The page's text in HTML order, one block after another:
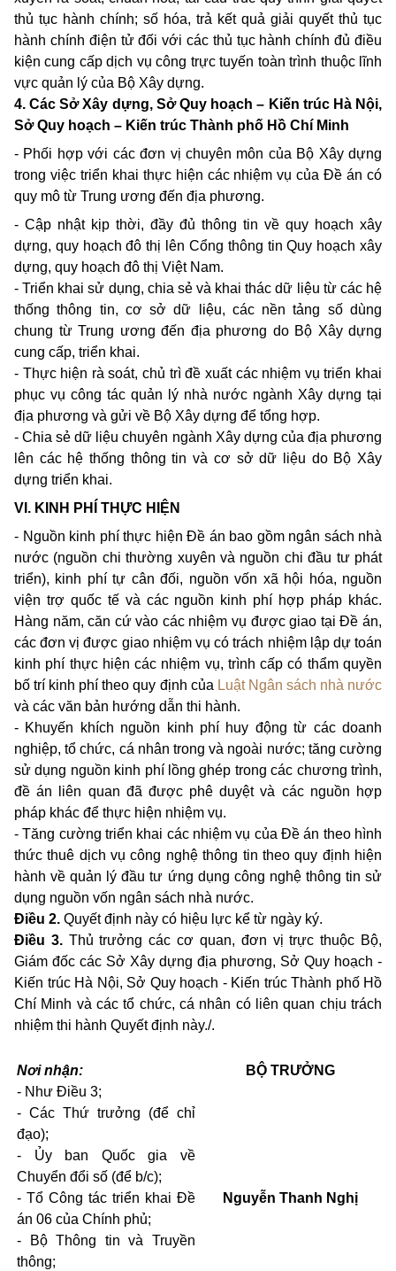
thủ tục hành chính; số hóa, trả kết quả giải quyết thủ tục
hành chính điện tử đối với các thủ tục hành chính đủ điều
kiện cung cấp dịch vụ công trực tuyến toàn trình thuộc lĩnh
vực quản lý của Bộ Xây dựng.
4. Các Sở Xây dựng, Sở Quy hoạch – Kiến trúc Hà Nội,
Sở Quy hoạch – Kiến trúc Thành phố Hồ Chí Minh
- Phối hợp với các đơn vị chuyên môn của Bộ Xây dựng
trong việc triển khai thực hiện các nhiệm vụ của Đề án có
quy mô từ Trung ương đến địa phương.
- Cập nhật kịp thời, đầy đủ thông tin về quy hoạch xây
dựng, quy hoạch đô thị lên Cổng thông tin Quy hoạch xây
dựng, quy hoạch đô thị Việt Nam.
- Triển khai sử dụng, chia sẻ và khai thác dữ liệu từ các hệ
thống thông tin, cơ sở dữ liệu, các nền tảng số dùng
chung từ Trung ương đến địa phương do Bộ Xây dựng
cung cấp, triển khai.
- Thực hiện rà soát, chủ trì đề xuất các nhiệm vụ triển khai
phục vụ công tác quản lý nhà nước ngành Xây dựng tại
địa phương và gửi về Bộ Xây dựng để tổng hợp.
- Chia sẻ dữ liệu chuyên ngành Xây dựng của địa phương
lên các hệ thống thông tin và cơ sở dữ liệu do Bộ Xây
dựng triển khai.
VI. KINH PHÍ THỰC HIỆN
- Nguồn kinh phí thực hiện Đề án bao gồm ngân sách nhà
nước (nguồn chi thường xuyên và nguồn chi đầu tư phát
triển), kinh phí tự cân đối, nguồn vốn xã hội hóa, nguồn
viện trợ quốc tế và các nguồn kinh phí hợp pháp khác.
Hàng năm, căn cứ vào các nhiệm vụ được giao tại Đề án,
các đơn vị được giao nhiệm vụ có trách nhiệm lập dự toán
kinh phí thực hiện các nhiệm vụ, trình cấp có thẩm quyền
bố trí kinh phí theo quy định của Luật Ngân sách nhà nước
và các văn bản hướng dẫn thi hành.
- Khuyến khích nguồn kinh phí huy động từ các doanh
nghiệp, tổ chức, cá nhân trong và ngoài nước; tăng cường
sử dụng nguồn kinh phí lồng ghép trong các chương trình,
đề án liên quan đã được phê duyệt và các nguồn hợp
pháp khác để thực hiện nhiệm vụ.
- Tăng cường triển khai các nhiệm vụ của Đề án theo hình
thức thuê dịch vụ công nghệ thông tin theo quy định hiện
hành về quản lý đầu tư ứng dụng công nghệ thông tin sử
dụng nguồn vốn ngân sách nhà nước.
Điều 2. Quyết định này có hiệu lực kể từ ngày ký.
Điều 3. Thủ trưởng các cơ quan, đơn vị trực thuộc Bộ,
Giám đốc các Sở Xây dựng địa phương, Sở Quy hoạch -
Kiến trúc Hà Nội, Sở Quy hoạch - Kiến trúc Thành phố Hồ
Chí Minh và các tổ chức, cá nhân có liên quan chịu trách
nhiệm thi hành Quyết định này./.
Nơi nhận:
- Như Điều 3;
- Các Thứ trưởng (để chỉ
đạo);
- Ủy ban Quốc gia về
Chuyển đổi số (để b/c);
- Tổ Công tác triển khai Đề
án 06 của Chính phủ;
- Bộ Thông tin và Truyền
thông;
BỘ TRƯỞNG
Nguyễn Thanh Nghị